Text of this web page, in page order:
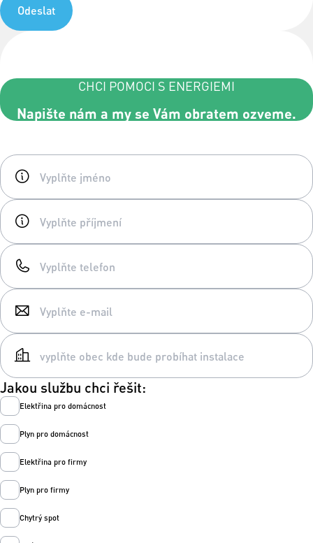
Odeslat
CHCI POMOCI S ENERGIEMI
Napište nám a my se Vám obratem ozveme.
Jakou službu chci řešit:
Elektřina pro domácnost
Plyn pro domácnost
Elektřina pro firmy
Plyn pro firmy
Chytrý spot